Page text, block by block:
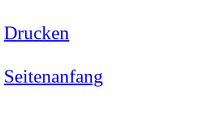
Drucken
Seitenanfang